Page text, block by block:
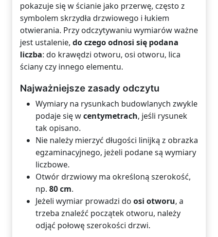
pokazuje się w ścianie jako przerwę, często z
symbolem skrzydła drzwiowego i łukiem
otwierania. Przy odczytywaniu wymiarów ważne
jest ustalenie, do czego odnosi się podana
liczba: do krawędzi otworu, osi otworu, lica
ściany czy innego elementu.
Najważniejsze zasady odczytu
Wymiary na rysunkach budowlanych zwykle
podaje się wcentymetrach, jeśli rysunek
tak opisano.
Nie należy mierzyć długości linijką z obrazka
egzaminacyjnego, jeżeli podane są wymiary
liczbowe.
Otwór drzwiowy ma określoną szerokość,
np. 80 cm.
Jeżeli wymiar prowadzi do osi otworu, a
trzeba znaleźć początek otworu, należy
odjąć połowę szerokości drzwi.